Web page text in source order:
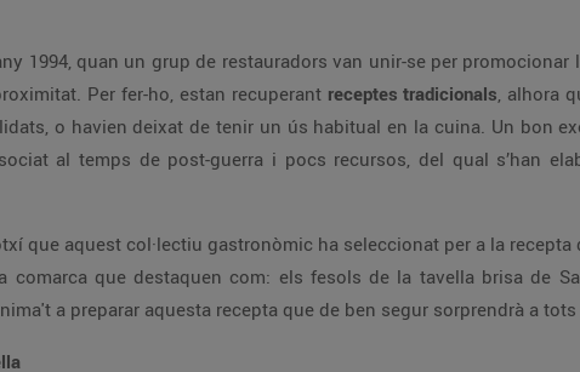
1994, quan un grup de restauradors van unir-se per promocionar
Per fer-ho, estan recuperant receptes tradicionals, alhora
o havien deixat de tenir un ús habitual en la cuina. Un bon
al temps de post-guerra i pocs recursos, del qual s’han
que aquest col·lectiu gastronòmic ha seleccionat per a la
comarca que destaquen com: els fesols de la tavella brisa de
a preparar aquesta recepta que de ben segur sorprendrà a